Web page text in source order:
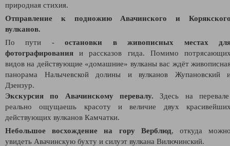
природная стихия.
Отправление к подножию Авачинского и
вулканов.
По пути -остановки в живописных местах
фотографирования и рассказов гида. Помимо
видов на действующие «домашние» вулканы вас ждёт
панорама Налычевской долины и вулканов Жупановский
Дзензур.
Экскурсия по Авачинскому перевалу.Здесь на
реально ощущаешь красоту и величие двух
действующих вулканов Камчатки.
Небольшое восхождение на гору Верблюд, откуда
увидеть Авачинскую бухту и силуэт вулкана Вилючинский.